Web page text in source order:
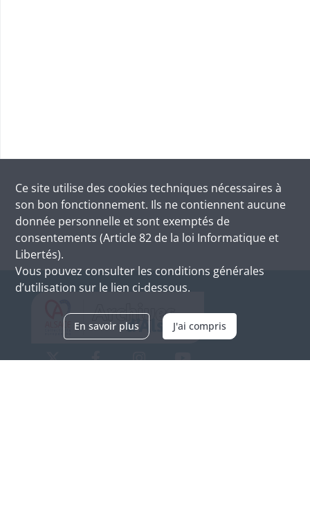
Ce site utilise des cookies techniques nécessaires à
son bon fonctionnement. Ils ne contiennent aucune
donnée personnelle et sont exemptés de
consentements (Article 82 de la loi Informatique et
Libertés).
Vous pouvez consulter les conditions générales
d’utilisation sur le lien ci-dessous.
En savoir plus J'ai compris